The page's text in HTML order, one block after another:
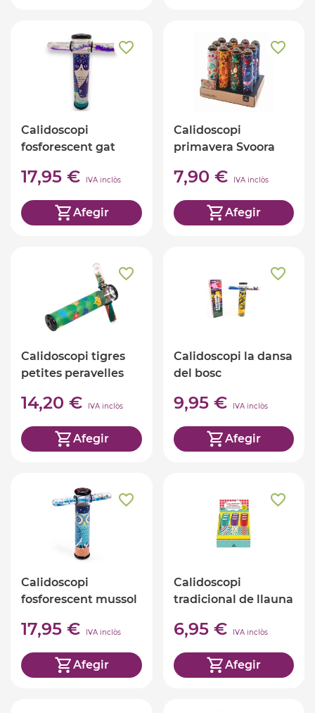
Calidoscopi
fosforescent gat
17,95 € IVA inclòs
Afegir
Calidoscopi
primavera Svoora
7,90 € IVA inclòs
Afegir
Calidoscopi tigres
petites peravelles
14,20 € IVA inclòs
Afegir
Calidoscopi la dansa
del bosc
9,95 € IVA inclòs
Afegir
Calidoscopi
fosforescent mussol
17,95 € IVA inclòs
Afegir
Calidoscopi
tradicional de llauna
6,95 € IVA inclòs
Afegir